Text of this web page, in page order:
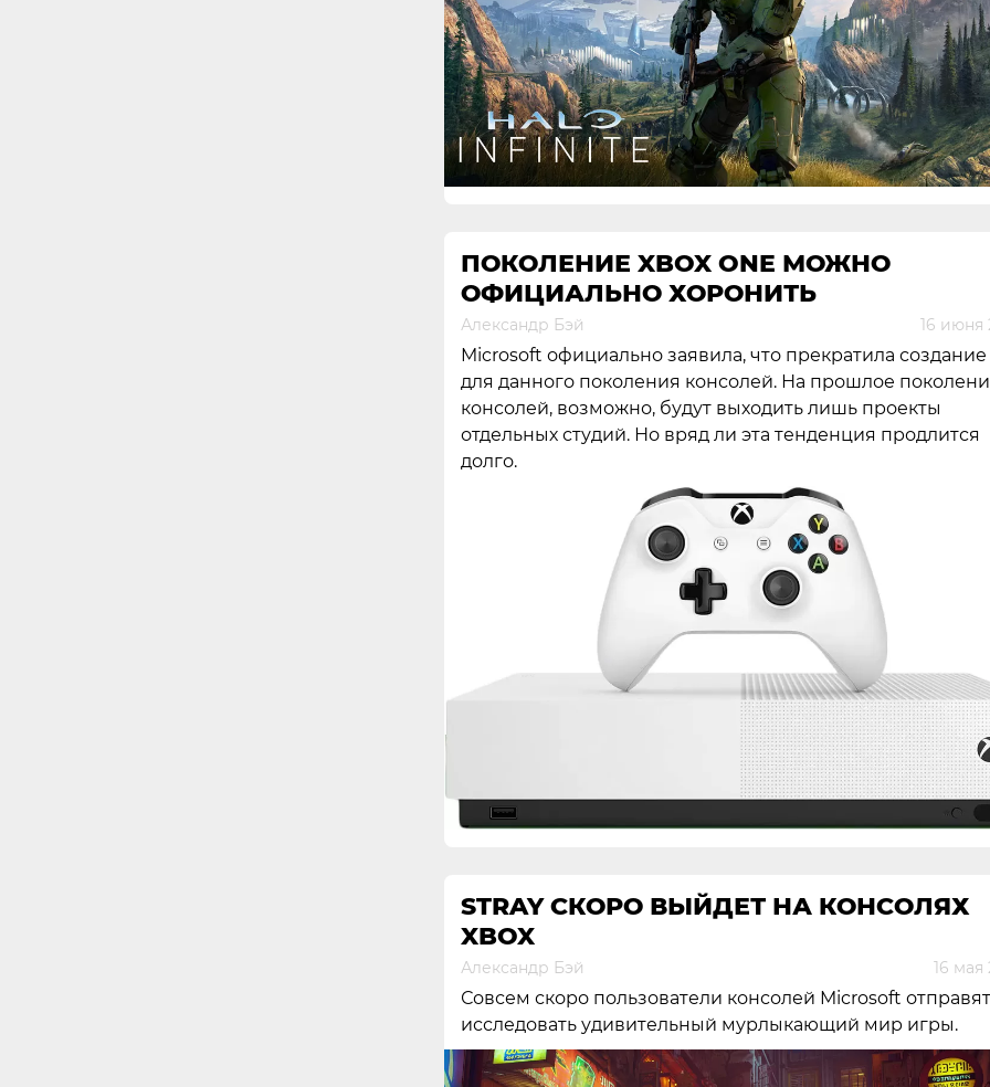
ПОКОЛЕНИЕ XBOX ONE МОЖНО
ОФИЦИАЛЬНО ХОРОНИТЬ
Александр Бэй 16 июня
Microsoft официально заявила, что прекратила
для данного поколения консолей. На прошлое
консолей, возможно, будут выходить лишь проекты
отдельных студий. Но вряд ли эта тенденция продлится
долго.
STRAY СКОРО ВЫЙДЕТ НА КОНСОЛЯХ
XBOX
Александр Бэй 16 мая
Совсем скоро пользователи консолей Microsoft
исследовать удивительный мурлыкающий мир игры.